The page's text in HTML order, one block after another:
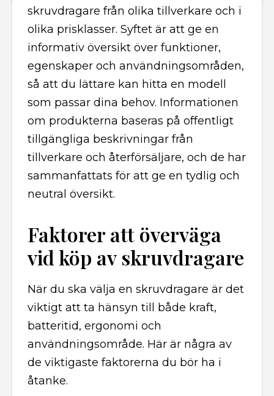
skruvdragare från olika tillverkare och i
olika prisklasser. Syftet är att ge en
informativ översikt över funktioner,
egenskaper och användningsområden,
så att du lättare kan hitta en modell
som passar dina behov. Informationen
om produkterna baseras på offentligt
tillgängliga beskrivningar från
tillverkare och återförsäljare, och de har
sammanfattats för att ge en tydlig och
neutral översikt.
Faktorer att överväga
vid köp av skruvdragare
När du ska välja en skruvdragare är det
viktigt att ta hänsyn till både kraft,
batteritid, ergonomi och
användningsområde. Här är några av
de viktigaste faktorerna du bör ha i
åtanke.